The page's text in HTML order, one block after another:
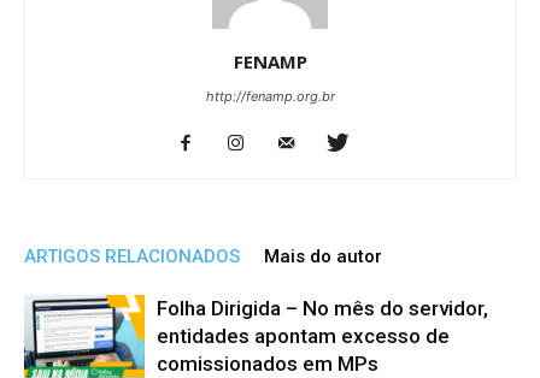
FENAMP
http://fenamp.org.br
ARTIGOS RELACIONADOS Mais do autor
Folha Dirigida – No mês do servidor,
entidades apontam excesso de
comissionados em MPs